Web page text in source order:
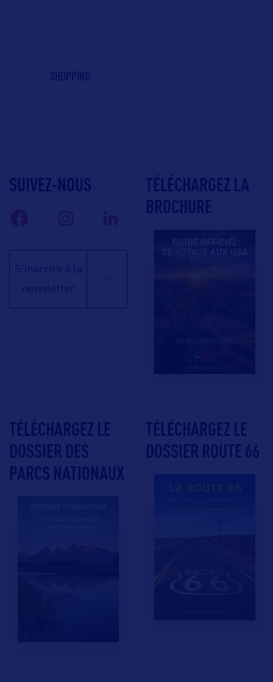
SHOPPING
SUIVEZ-NOUS
S'inscrire à la
newsletter
TÉLÉCHARGEZ LA
BROCHURE
TÉLÉCHARGEZ LE
DOSSIER DES
PARCS NATIONAUX
TÉLÉCHARGEZ LE
DOSSIER ROUTE 66